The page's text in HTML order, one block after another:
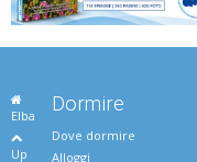
Elba
Up
Dormire
Dove dormire
Alloggi